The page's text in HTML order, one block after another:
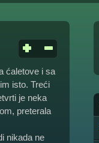
ćaletove i sa
isto. Treći
je neka
preterala
nikada ne